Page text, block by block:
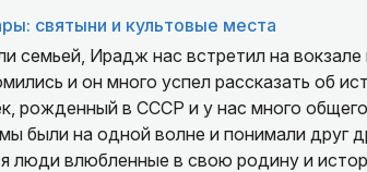
святыни и культовые места
семьей, Ирадж нас встретил на вокзале
и он много успел рассказать об
рожденный в СССР и у нас много
были на одной волне и понимали друг
люди влюбленные в свою родину и